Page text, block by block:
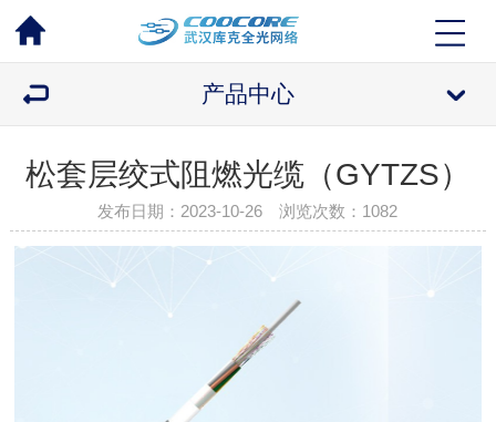
产品中心
松套层绞式阻燃光缆（GYTZS）
发布日期：2023-10-26 浏览次数： 1082